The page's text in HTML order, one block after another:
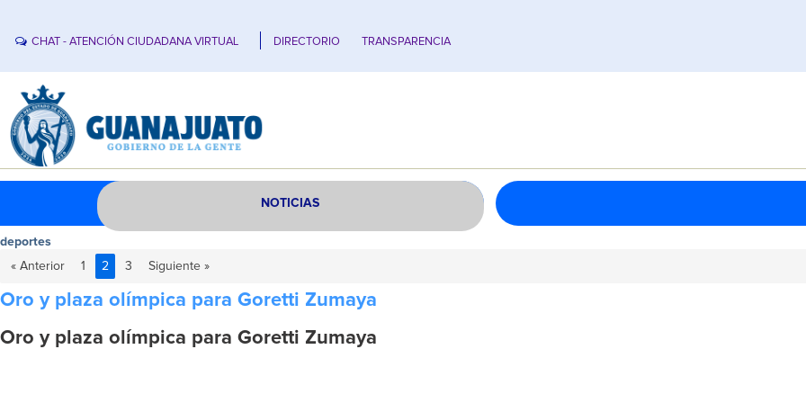
CHAT - ATENCIÓN CIUDADANA VIRTUAL DIRECTORIO TRANSPARENCIA
NOTICIAS
deportes
« Anterior
1 2 3 Siguiente »
Oro y plaza olímpica para Goretti Zumaya
Oro y plaza olímpica para Goretti Zumaya